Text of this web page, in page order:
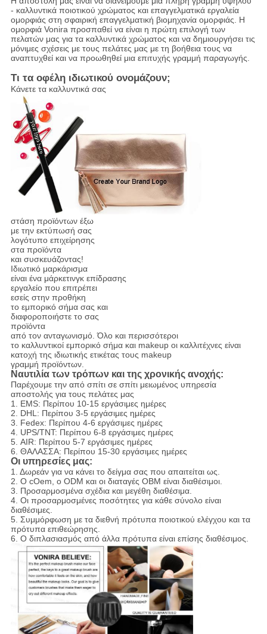
- καλλυντικά ποιοτικού χρώματος και επαγγελματικά εργαλεία
ομορφιάς στη σφαιρική επαγγελματική βιομηχανία ομορφιάς. Η
ομορφιά Vonira προσπαθεί να είναι η πρώτη επιλογή των
πελατών μας για τα καλλυντικά χρώματος και να δημιουργήσει τις
μόνιμες σχέσεις με τους πελάτες μας με τη βοήθεια τους να
αναπτυχθεί και να προωθηθεί μια επιτυχής γραμμή παραγωγής.
Τι τα οφέλη ιδιωτικού ονομάζουν;
Κάνετε τα καλλυντικά σας
στάση προϊόντων έξω
με την εκτύπωσή σας
λογότυπο επιχείρησης
στα προϊόντα
και συσκευάζοντας!
Ιδιωτικό μαρκάρισμα
είναι ένα μάρκετινγκ επίδρασης
εργαλείο που επιτρέπει
εσείς στην προθήκη
το εμπορικό σήμα σας και
διαφοροποιήστε το σας
προϊόντα
από τον ανταγωνισμό. Όλο και περισσότεροι
το καλλυντικοί εμπορικό σήμα και makeup οι καλλιτέχνες είναι
κατοχή της ιδιωτικής ετικέτας τους makeup
γραμμή προϊόντων.
Ναυτιλία των τρόπων και της χρονικής ανοχής:
Παρέχουμε την από σπίτι σε σπίτι μειωμένος υπηρεσία
αποστολής για τους πελάτες μας
1. EMS: Περίπου 10-15 εργάσιμες ημέρες
2. DHL: Περίπου 3-5 εργάσιμες ημέρες
3. Fedex: Περίπου 4-6 εργάσιμες ημέρες
4. UPS/TNT: Περίπου 6-8 εργάσιμες ημέρες
5. AIR: Περίπου 5-7 εργάσιμες ημέρες
6. ΘΑΛΑΣΣΑ: Περίπου 15-30 εργάσιμες ημέρες
Οι υπηρεσίες μας:
1. Δωρεάν για να κάνει το δείγμα σας που απαιτείται ως.
2. Ο cOem, ο ODM και οι διαταγές OBM είναι διαθέσιμοι.
3. Προσαρμοσμένα σχέδια και μεγέθη διαθέσιμα.
4. Οι προσαρμοσμένες ποσότητες για κάθε σύνολο είναι
διαθέσιμες.
5. Συμμόρφωση με τα διεθνή πρότυπα ποιοτικού ελέγχου και τα
πρότυπα επιθεώρησης.
6. Ο διπλασιασμός από άλλα πρότυπα είναι επίσης διαθέσιμος.